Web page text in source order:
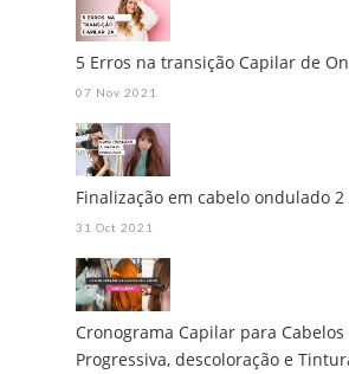
5 Erros na transição Capilar de
07 Nov 2021
Finalização em cabelo ondulado
31 Oct 2021
Cronograma Capilar para Cabelos
Progressiva, descoloração e